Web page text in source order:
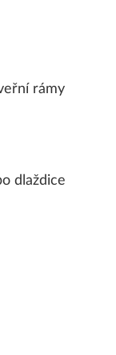
rámy
dlaždice